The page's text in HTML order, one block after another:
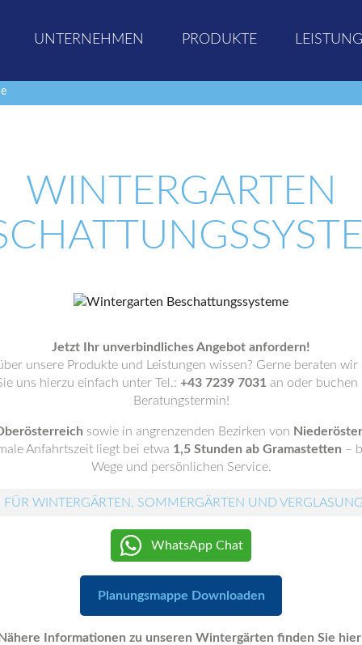
UNTERNEHMEN PRODUKTE
WINTERGARTEN
Jetzt Ihr unverbindliches Angebot anfordern!
unsere Produkte und Leistungen wissen? Gerne beraten wir
uns hierzu einfach unter Tel.: +43 7239 7031 an oder buchen
Beratungstermin!
sowie in angrenzenden Bezirken von
Anfahrtszeit liegt bei etwa 1,5 Stunden ab Gramastetten –
Wege und persönlichen Service.
WINTERGÄRTEN, SOMMERGÄRTEN UND
WhatsApp Chat
Planungsmappe Downloaden
Informationen zu unseren Wintergärten finden Sie